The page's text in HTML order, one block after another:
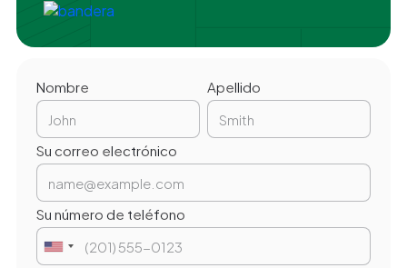
Nombre Apellido
Su correo electrónico
Su número de teléfono